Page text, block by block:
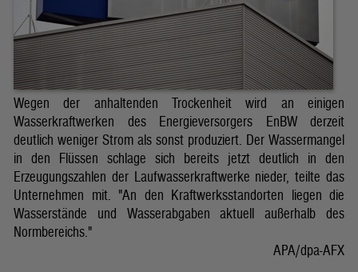
Wegen der anhaltenden Trockenheit wird an einigen
Wasserkraftwerken des Energieversorgers EnBW derzeit
deutlich weniger Strom als sonst produziert. Der Wassermangel
in den Flüssen schlage sich bereits jetzt deutlich in den
Erzeugungszahlen der Laufwasserkraftwerke nieder, teilte das
Unternehmen mit. "An den Kraftwerksstandorten liegen die
Wasserstände und Wasserabgaben aktuell außerhalb des
Normbereichs."
APA/dpa-AFX